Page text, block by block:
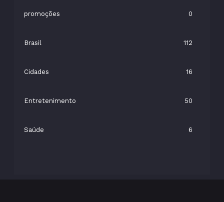
promoções 0
Brasil 112
Cidades 16
Entretenimento 50
Saúde 6